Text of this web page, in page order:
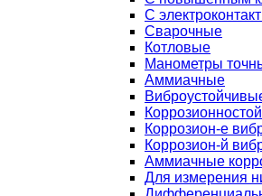
С
Cварочные
Котловые
Манометры
Аммиачные
Коррозион-е
Коррозион-й
Аммиачные
Для измерения